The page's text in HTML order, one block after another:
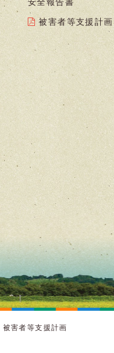
安全報告書
被害者等支援計画
被害者等支援計画